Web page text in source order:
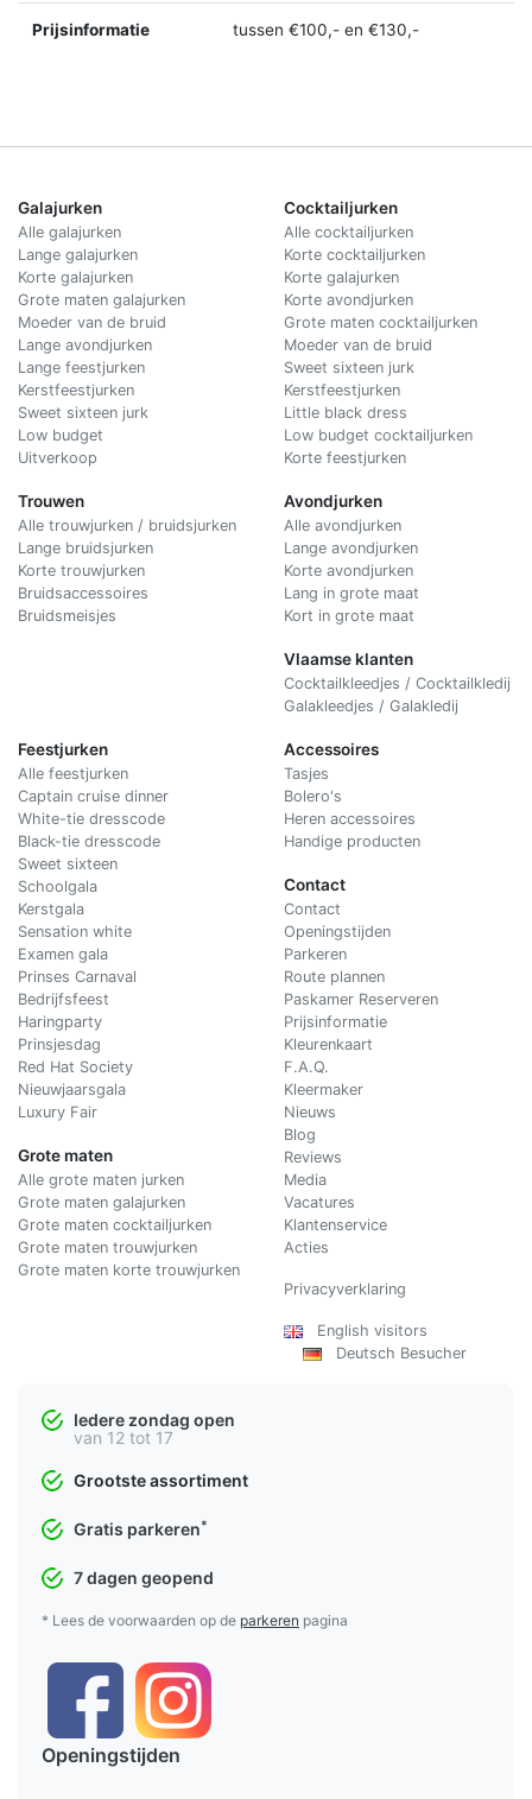
Prijsinformatie tussen €100,- en €130,-
Galajurken
Alle galajurken
Lange galajurken
Korte galajurken
Grote maten galajurken
Moeder van de bruid
Lange avondjurken
Lange feestjurken
Kerstfeestjurken
Sweet sixteen jurk
Low budget
Uitverkoop
Trouwen
Alle trouwjurken / bruidsjurken
Lange bruidsjurken
Korte trouwjurken
Bruidsaccessoires
Bruidsmeisjes
Cocktailjurken
Alle cocktailjurken
Korte cocktailjurken
Korte galajurken
Korte avondjurken
Grote maten cocktailjurken
Moeder van de bruid
Sweet sixteen jurk
Kerstfeestjurken
Little black dress
Low budget cocktailjurken
Korte feestjurken
Avondjurken
Alle avondjurken
Lange avondjurken
Korte avondjurken
Lang in grote maat
Kort in grote maat
Vlaamse klanten
Cocktailkleedjes / Cocktailkledij
Galakleedjes / Galakledij
Feestjurken
Alle feestjurken
Captain cruise dinner
White-tie dresscode
Black-tie dresscode
Sweet sixteen
Schoolgala
Kerstgala
Sensation white
Examen gala
Prinses Carnaval
Bedrijfsfeest
Haringparty
Prinsjesdag
Red Hat Society
Nieuwjaarsgala
Luxury Fair
Grote maten
Alle grote maten jurken
Grote maten galajurken
Grote maten cocktailjurken
Grote maten trouwjurken
Grote maten korte trouwjurken
Accessoires
Tasjes
Bolero's
Heren accessoires
Handige producten
Contact
Contact
Openingstijden
Parkeren
Route plannen
Paskamer Reserveren
Prijsinformatie
Kleurenkaart
F.A.Q.
Kleermaker
Nieuws
Blog
Reviews
Media
Vacatures
Klantenservice
Acties
Privacyverklaring
English visitors
Deutsch Besucher
Iedere zondag open
van 12 tot 17
Grootste assortiment
Gratis parkeren*
7 dagen geopend
* Lees de voorwaarden op de parkeren pagina
Openingstijden